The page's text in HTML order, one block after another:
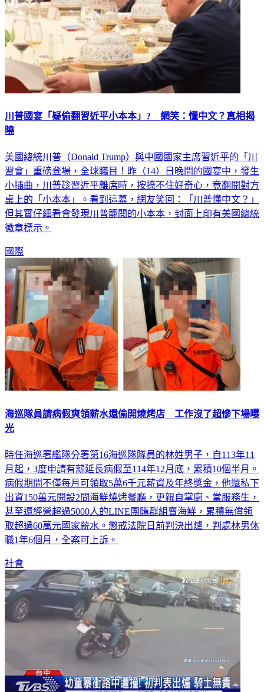
川普國宴「疑偷翻習近平小本本」? 網笑：懂中文？真相揭
曉
美國總統川普（Donald Trump）與中國國家主席習近平的「川
習會」重磅登場，全球矚目！昨（14）日晚間的國宴中，發生
小插曲，川普趁習近平離席時，按捺不住好奇心，竟翻開對方
桌上的「小本本」。看到這幕，網友笑回：「川普懂中文？」
但其實仔細看會發現川普翻閱的小本本，封面上印有美國總統
徽章標示。
國際
海巡隊員請病假爽領薪水還偷開燒烤店 工作沒了超慘下場曝
光
時任海巡署艦隊分署第16海巡隊隊員的林姓男子，自113年11
月起，3度申請有薪延長病假至114年12月底，累積10個半月。
病假期間不僅每月可領取5萬6千元薪資及年終獎金，他還私下
出資150萬元開設2間海鮮燒烤餐廳，更親自掌廚、當服務生，
甚至還經營超過5000人的LINE團購群組賣海鮮，累積無償領
取超過60萬元國家薪水。懲戒法院日前判決出爐，判處林男休
職1年6個月，全案可上訴。
社會